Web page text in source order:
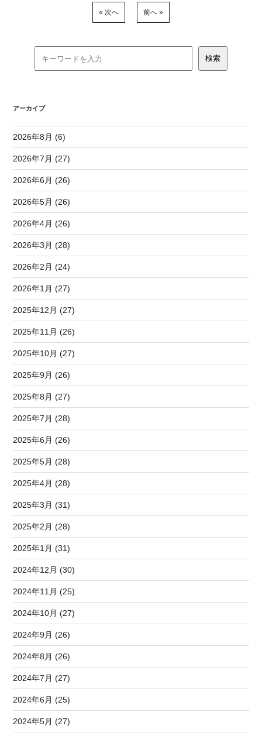
« 次へ 前へ »
アーカイブ
2026年8月 (6)
2026年7月 (27)
2026年6月 (26)
2026年5月 (26)
2026年4月 (26)
2026年3月 (28)
2026年2月 (24)
2026年1月 (27)
2025年12月 (27)
2025年11月 (26)
2025年10月 (27)
2025年9月 (26)
2025年8月 (27)
2025年7月 (28)
2025年6月 (26)
2025年5月 (28)
2025年4月 (28)
2025年3月 (31)
2025年2月 (28)
2025年1月 (31)
2024年12月 (30)
2024年11月 (25)
2024年10月 (27)
2024年9月 (26)
2024年8月 (26)
2024年7月 (27)
2024年6月 (25)
2024年5月 (27)